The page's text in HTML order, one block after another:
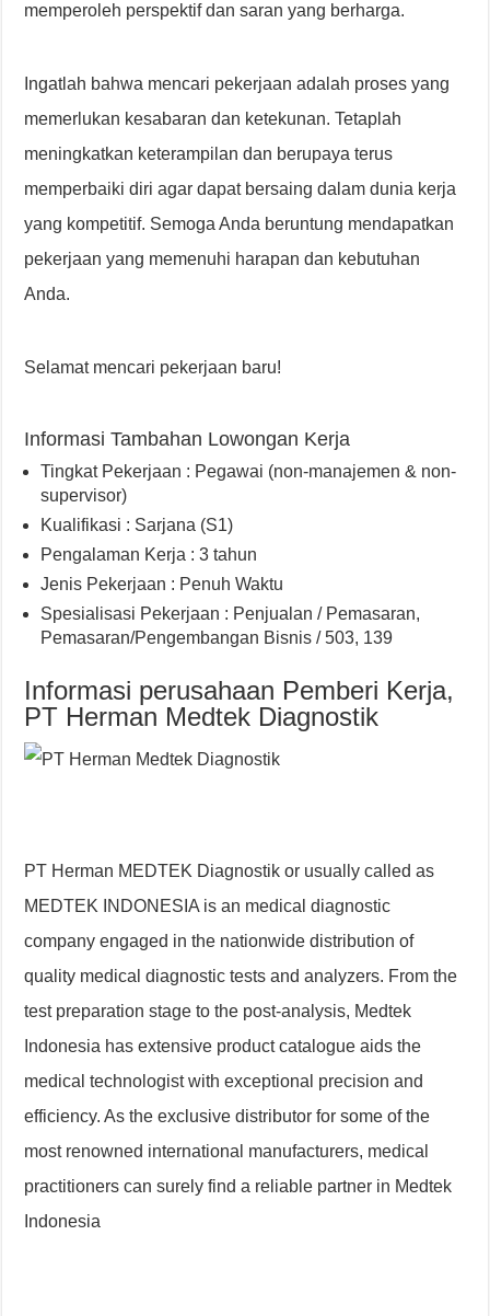
memperoleh perspektif dan saran yang berharga.
Ingatlah bahwa mencari pekerjaan adalah proses yang
memerlukan kesabaran dan ketekunan. Tetaplah
meningkatkan keterampilan dan berupaya terus
memperbaiki diri agar dapat bersaing dalam dunia kerja
yang kompetitif. Semoga Anda beruntung mendapatkan
pekerjaan yang memenuhi harapan dan kebutuhan
Anda.
Selamat mencari pekerjaan baru!
Informasi Tambahan Lowongan Kerja
Tingkat Pekerjaan : Pegawai (non-manajemen & non-
supervisor)
Kualifikasi : Sarjana (S1)
Pengalaman Kerja : 3 tahun
Jenis Pekerjaan : Penuh Waktu
Spesialisasi Pekerjaan : Penjualan / Pemasaran,
Pemasaran/Pengembangan Bisnis / 503, 139
Informasi perusahaan Pemberi Kerja,
PT Herman Medtek Diagnostik
PT Herman MEDTEK Diagnostik or usually called as
MEDTEK INDONESIA is an medical diagnostic
company engaged in the nationwide distribution of
quality medical diagnostic tests and analyzers. From the
test preparation stage to the post-analysis, Medtek
Indonesia has extensive product catalogue aids the
medical technologist with exceptional precision and
efficiency. As the exclusive distributor for some of the
most renowned international manufacturers, medical
practitioners can surely find a reliable partner in Medtek
Indonesia